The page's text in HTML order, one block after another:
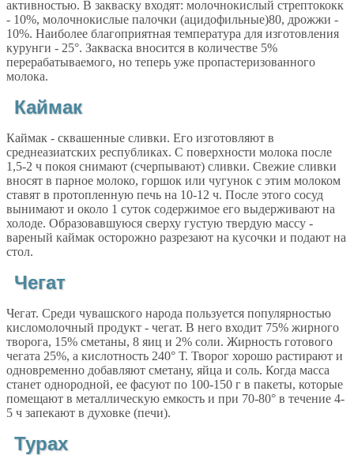
активностью. В закваску входят: молочнокислый стрептококк
- 10%, молочнокислые палочки (ацидофильные)80, дрожжи -
10%. Наиболее благоприятная температура для изготовления
курунги - 25°. Закваска вносится в количестве 5%
перерабатываемого, но теперь уже пропастеризованного
молока.
Каймак
Каймак - сквашенные сливки. Его изготовляют в
среднеазиатских республиках. С поверхности молока после
1,5-2 ч покоя снимают (счерпывают) сливки. Свежие сливки
вносят в парное молоко, горшок или чугунок с этим молоком
ставят в протопленную печь на 10-12 ч. После этого сосуд
вынимают и около 1 суток содержимое его выдерживают на
холоде. Образовавшуюся сверху густую твердую массу -
вареный каймак осторожно разрезают на кусочки и подают на
стол.
Чегат
Чегат. Среди чувашского народа пользуется популярностью
кисломолочный продукт - чегат. В него входит 75% жирного
творога, 15% сметаны, 8 яиц и 2% соли. Жирность готового
чегата 25%, а кислотность 240° Т. Творог хорошо растирают и
одновременно добавляют сметану, яйца и соль. Когда масса
станет однородной, ее фасуют по 100-150 г в пакеты, которые
помещают в металлическую емкость и при 70-80° в течение 4-
5 ч запекают в духовке (печи).
Турах